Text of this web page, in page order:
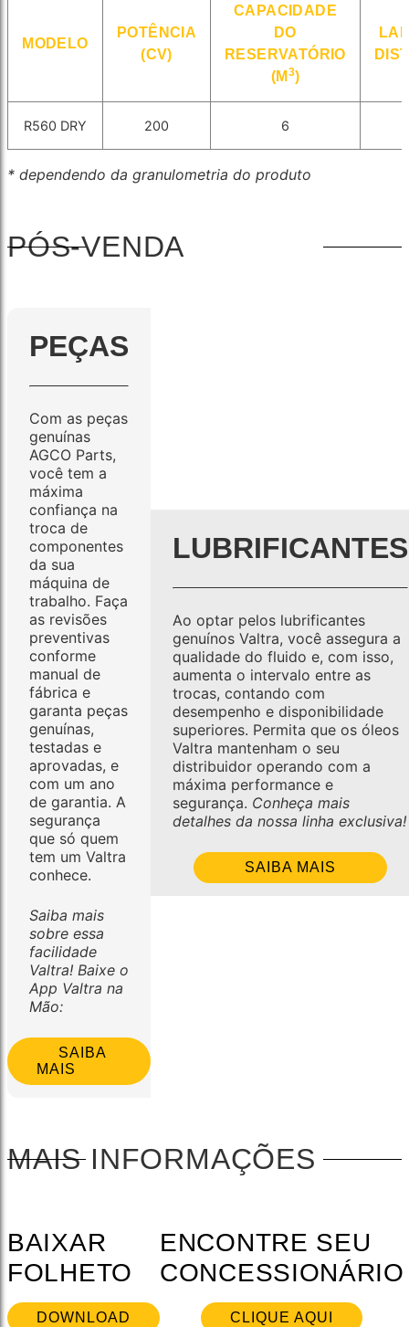
MODELO
POTÊNCIA
(CV)
CAPACIDADE
DO
RESERVATÓRIO
(M 3)
R560 DRY 200 6
* dependendo da granulometria do produto
PÓS-VENDA
PEÇAS
Com as peças
genuínas
AGCO Parts,
você tem a
máxima
confiança na
troca de
componentes
da sua
máquina de
trabalho. Faça
as revisões
preventivas
conforme
manual de
fábrica e
garanta peças
genuínas,
testadas e
aprovadas, e
com um ano
de garantia. A
segurança
que só quem
tem um Valtra
conhece.
Saiba mais
sobre essa
facilidade
Valtra! Baixe o
App Valtra na
Mão:
SAIBA
MAIS
LUBRIFICANTES
Ao optar pelos lubrificantes
genuínos Valtra, você assegura a
qualidade do fluido e, com isso,
aumenta o intervalo entre as
trocas, contando com
desempenho e disponibilidade
superiores. Permita que os óleos
Valtra mantenham o seu
distribuidor operando com a
máxima performance e
segurança. Conheça mais
detalhes da nossa linha exclusiva!
SAIBA MAIS
MAIS INFORMAÇÕES
BAIXAR
FOLHETO
DOWNLOAD
ENCONTRE SEU
CONCESSIONÁRIO
CLIQUE AQUI